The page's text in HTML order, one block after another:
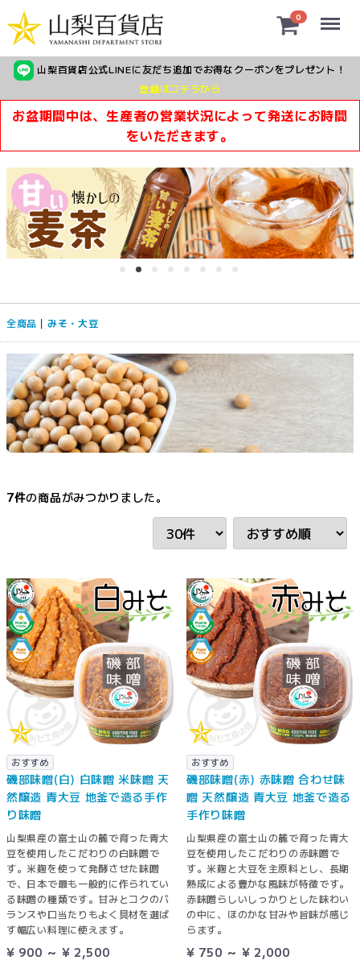
0 Menu
山梨百貨店公式LINEに友だち追加でお得なクーポンをプレゼント！
登録はコチラから
お盆期間中は、生産者の営業状況によって発送にお時間
をいただきます。
全商品 みそ・大豆
7件の商品がみつかりました。
おすすめ
磯部味噌(白) 白味噌 米味噌 天
然醸造 青大豆 地釜で造る手作
り味噌
山梨県産の富士山の麓で育った青大
豆を使用したこだわりの白味噌で
す。米麹を使って発酵させた味噌
で、日本で最も一般的に作られてい
る味噌の種類です。甘みとコクのバ
ランスや口当たりもよく具材を選ば
す幅広い料理に使えます。
¥ 900 ～ ¥ 2,500
おすすめ
磯部味噌(赤) 赤味噌 合わせ味
噌 天然醸造 青大豆 地釜で造る
手作り味噌
山梨県産の富士山の麓で育った青大
豆を使用したこだわりの赤味噌で
す。米麹と大豆を主原料とし、長期
熟成による豊かな風味が特徴です。
赤味噌らしいしっかりとした味わい
の中に、ほのかな甘みや旨味が感じ
らます。
¥ 750 ～ ¥ 2,000